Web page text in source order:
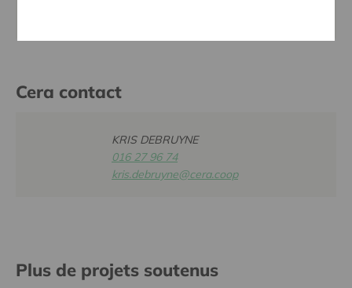
Cera contact
KRIS DEBRUYNE
016 27 96 74
kris.debruyne@cera.coop
Plus de projets soutenus